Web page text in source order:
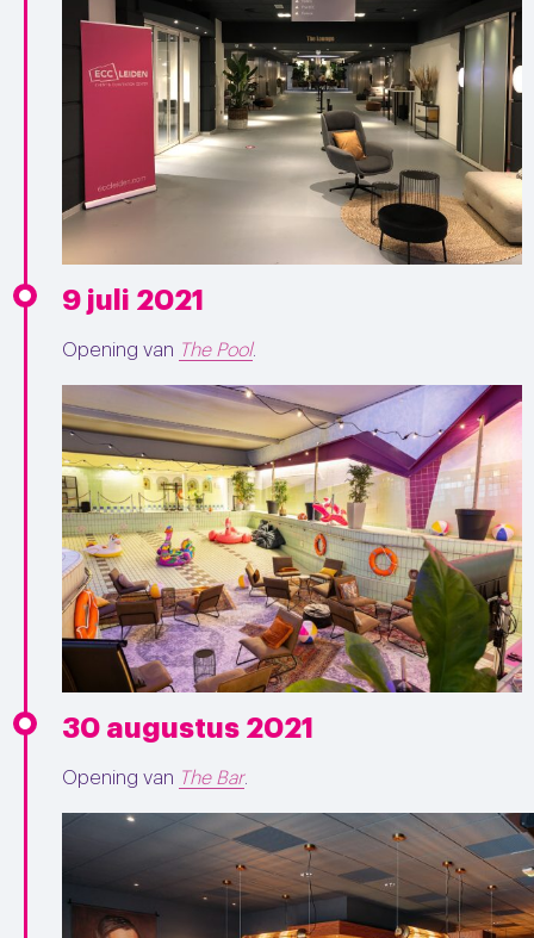
9 juli 2021
Opening van The Pool.
30 augustus 2021
Opening van The Bar.